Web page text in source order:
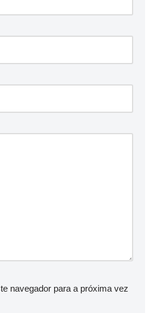
navegador para a próxima vez